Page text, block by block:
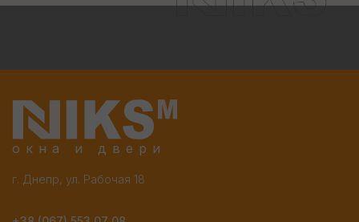
окна и двери
г. Днепр, ул. Рабочая 18